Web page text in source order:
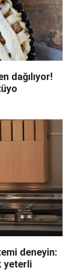
dağılıyor!
deneyin:
yeterli